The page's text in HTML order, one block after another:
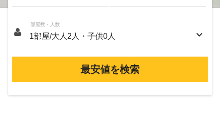
部屋数・人数
最安値を検索